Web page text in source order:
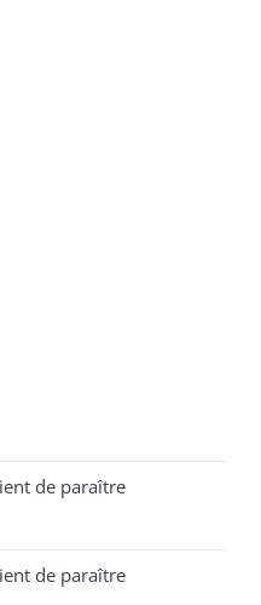
de paraître
de paraître